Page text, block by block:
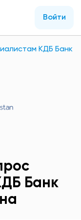
Войти
КДБ Банк
Банк